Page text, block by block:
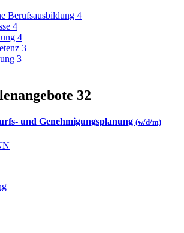
Berufsausbildung 4
4
4
3
3
32
und Genehmigungsplanung (w/d/m)